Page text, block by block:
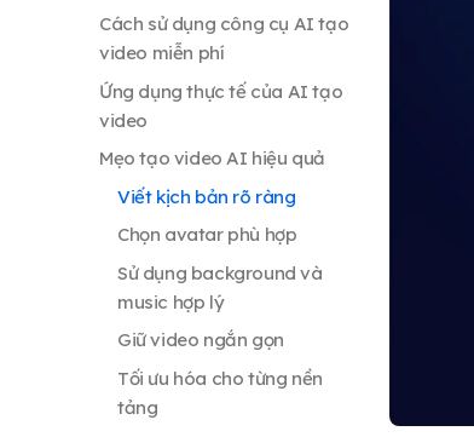
Cách sử dụng công cụ AI tạo
video miễn phí
Ứng dụng thực tế của AI tạo
video
Mẹo tạo video AI hiệu quả
Viết kịch bản rõ ràng
Chọn avatar phù hợp
Sử dụng background và
music hợp lý
Giữ video ngắn gọn
Tối ưu hóa cho từng nền
tảng